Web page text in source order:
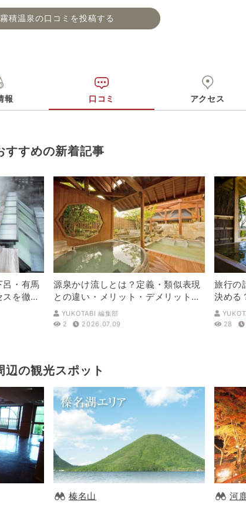
霧積温泉の口コミを投稿する
報 口コミ アクセス
すすめの新着記事
呂・有馬
を徹底
源泉かけ流しとは？定義・類似表現
との違い・メリット・デメリットを
解説
YUKOTABI 編集部
2
2026.07.09
旅行の
決める
28
辺の観光スポット
榛名山 河